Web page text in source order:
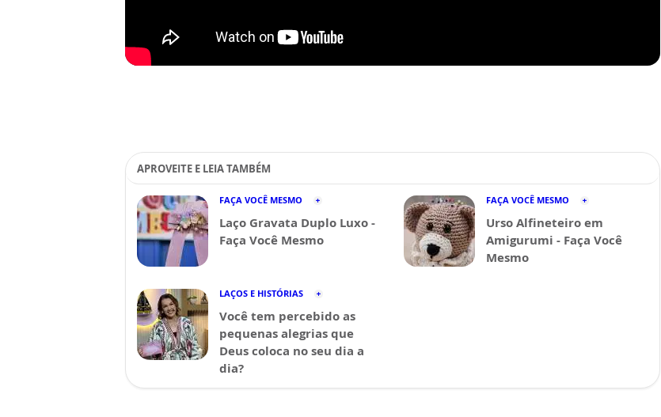
APROVEITE E LEIA TAMBÉM
FAÇA VOCÊ MESMO
Laço Gravata Duplo Luxo -
Faça Você Mesmo
FAÇA VOCÊ MESMO
Urso Alfineteiro em
Amigurumi - Faça Você
Mesmo
LAÇOS E HISTÓRIAS
Você tem percebido as
pequenas alegrias que
Deus coloca no seu dia a
dia?